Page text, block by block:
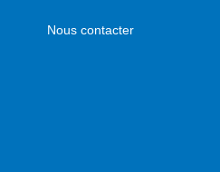
Nous contacter